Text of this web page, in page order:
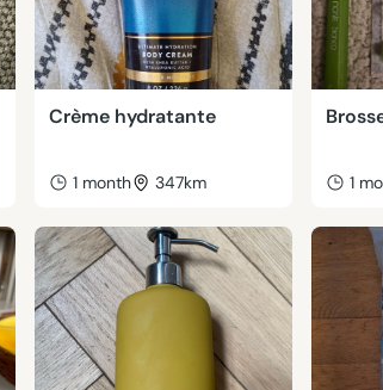
Crème hydratante
1 month 347km 1